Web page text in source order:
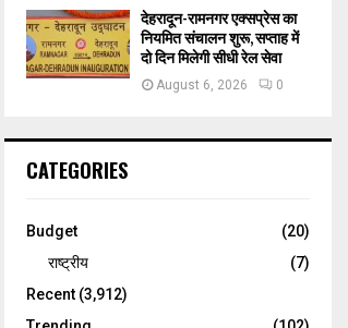
देहरादून-रामनगर एक्सप्रेस का
नियमित संचालन शुरू, सप्ताह में
दो दिन मिलेगी सीधी रेल सेवा
August 6, 2026 0
CATEGORIES
Budget
(20)
राष्ट्रीय
(7)
Recent (3,912)